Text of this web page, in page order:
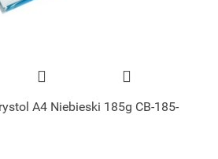
A4 Niebieski 185g CB-185-